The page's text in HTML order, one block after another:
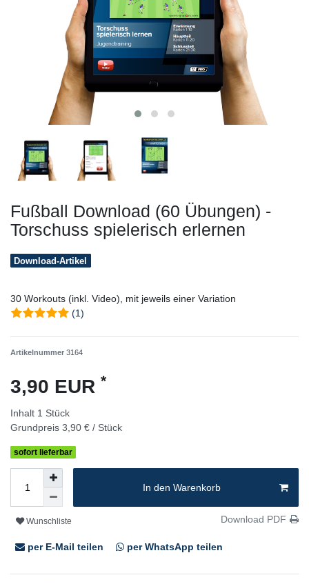
Fußball Download (60 Übungen) -
Torschuss spielerisch erlernen
Download-Artikel
30 Workouts (inkl. Video), mit jeweils einer Variation
(1)
Artikelnummer 3164
3,90 EUR *
Inhalt 1 Stück
Grundpreis 3,90 € / Stück
sofort lieferbar
In den Warenkorb
Wunschliste Download PDF
per E-Mail teilen per WhatsApp teilen